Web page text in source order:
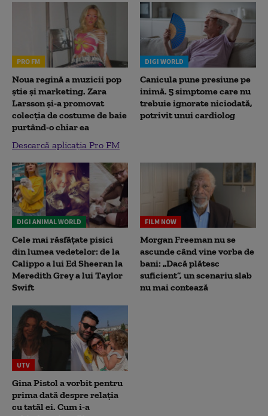
PRO FM
Noua regină a muzicii pop
știe și marketing. Zara
Larsson și-a promovat
colecția de costume de baie
purtând-o chiar ea
Descarcă aplicația Pro FM
DIGI WORLD
Canicula pune presiune pe
inimă. 5 simptome care nu
trebuie ignorate niciodată,
potrivit unui cardiolog
DIGI ANIMAL WORLD
Cele mai răsfățate pisici
din lumea vedetelor: de la
Calippo a lui Ed Sheeran la
Meredith Grey a lui Taylor
Swift
FILM NOW
Morgan Freeman nu se
ascunde când vine vorba de
bani: „Dacă plătesc
suficient”, un scenariu slab
nu mai contează
UTV
Gina Pistol a vorbit pentru
prima dată despre relația
cu tatăl ei. Cum i-a